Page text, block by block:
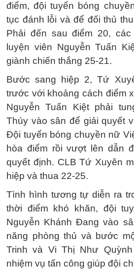
điểm, đội tuyển bóng
tục đánh lỗi và để đối thủ
Phải đến sau điểm 20,
luyện viên Nguyễn Tuấn
giành chiến thắng 25-21.
Bước sang hiệp 2, Tứ
trước với khoảng cách điểm
Nguyễn Tuấn Kiệt phải
Thúy vào sân để giải quyết
Đội tuyển bóng chuyền nữ
hòa điểm rồi vượt lên dẫn
quyết định. CLB Tứ Xuyên
hiệp và thua 22-25.
Tình hình tương tự diễn ra
thời điểm khó khăn, đội
Nguyễn Khánh Đang vào
năng phòng thủ và bước
Trinh và Vi Thị Như
nhiệm vụ tấn công giúp đội